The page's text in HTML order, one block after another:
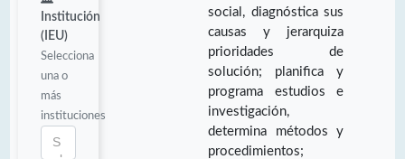
Institución
(IEU)
Selecciona
una o
más
instituciones
social, diagnóstica sus
causas y jerarquiza
prioridades de
solución; planifica y
programa estudios e
investigación,
determina métodos y
procedimientos;